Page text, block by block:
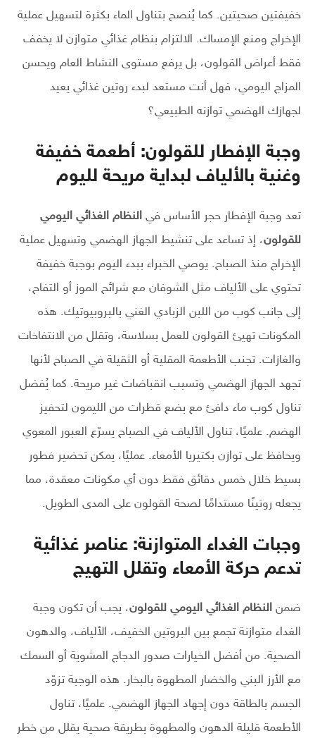
خفيفتين صحيتين. كما يُنصح بتناول الماء بكثرة لتسهيل عملية
الإخراج ومنع الإمساك. الالتزام بنظام غذائي متوازن لا يخفف
فقط أعراض القولون، بل يرفع مستوى النشاط العام ويحسن
المزاج اليومي، فهل أنت مستعد لبدء روتين غذائي يعيد
لجهازك الهضمي توازنه الطبيعي؟
وجبة الإفطار للقولون: أطعمة خفيفة
وغنية بالألياف لبداية مريحة لليوم
تعد وجبة الإفطار حجر الأساس في النظام الغذائي اليومي
للقولون، إذ تساعد على تنشيط الجهاز الهضمي وتسهيل عملية
الإخراج منذ الصباح. يوصي الخبراء ببدء اليوم بوجبة خفيفة
تحتوي على الألياف مثل الشوفان مع شرائح الموز أو التفاح،
إلى جانب كوب من اللبن الزبادي الغني بالبروبيوتيك. هذه
المكونات تهيئ القولون للعمل بسلاسة، وتقلل من الانتفاخات
والغازات. تجنب الأطعمة المقلية أو الثقيلة في الصباح لأنها
تجهد الجهاز الهضمي وتسبب انقباضات غير مريحة. كما يُفضل
تناول كوب ماء دافئ مع بضع قطرات من الليمون لتحفيز
الهضم. علميًا، تناول الألياف في الصباح يسرّع العبور المعوي
ويحافظ على توازن بكتيريا الأمعاء. عمليًا، يمكن تحضير فطور
بسيط خلال خمس دقائق فقط دون أي مكونات معقدة، مما
يجعله روتينًا مستدامًا لصحة القولون على المدى الطويل.
وجبات الغداء المتوازنة: عناصر غذائية
تدعم حركة الأمعاء وتقلل التهيج
ضمن النظام الغذائي اليومي للقولون، يجب أن تكون وجبة
الغداء متوازنة تجمع بين البروتين الخفيف، الألياف، والدهون
الصحية. من أفضل الخيارات صدور الدجاج المشوية أو السمك
مع الأرز البني والخضار المطهوة بالبخار. هذه الوجبة تزوّد
الجسم بالطاقة دون إجهاد الجهاز الهضمي. علميًا، تناول
الأطعمة قليلة الدهون والمطهوة بطريقة صحية يقلل من خطر